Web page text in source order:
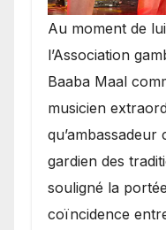
​Au moment de
l’Association
Baaba Maal
musicien
gardien des
souligné la
coïncidence